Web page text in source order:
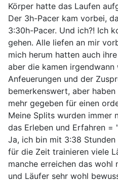
Körper hatte das Laufen
Der 3h-Pacer kam vorbei,
3:30h-Pacer. Und ich?! Ich
gehen. Alle liefen an mir
mich herum hatten auch
aber die kamen
Anfeuerungen und der
bemerkenswert, aber
mehr gegeben für einen
Meine Splits wurden immer
das Erleben und Erfahren =
Ja, ich bin mit 3:38
für die Zeit trainieren viele
manche erreichen das wohl
und Läufer sehr wohl